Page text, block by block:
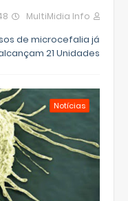
MultiMidia Info
de microcefalia já
21 Unidades…
Notícias